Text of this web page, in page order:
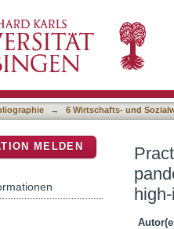
and experiences of
sixteen-year-olds
→ 6 Wirtschafts- und
MELDEN